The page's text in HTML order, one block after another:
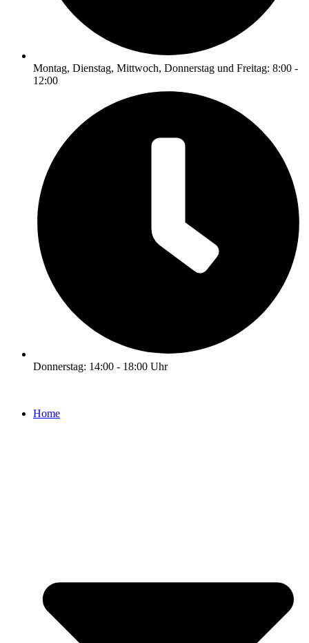
Montag, Dienstag, Mittwoch, Donnerstag und Freitag: 8:00 -
12:00
Donnerstag: 14:00 - 18:00 Uhr
Home